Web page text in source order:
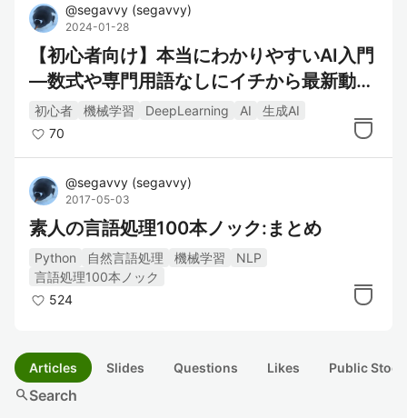
@segavvy (segavvy)
2024-01-28
【初心者向け】本当にわかりやすいAI入門
―数式や専門用語なしにイチから最新動向
まで解説！:第1章 AIはなぜ人間みたいなこ
とができるのか？
初心者 機械学習 DeepLearning AI
生成AI
70
@segavvy (segavvy)
2017-05-03
素人の言語処理100本ノック:まとめ
Python 自然言語処理 機械学習
NLP
言語処理100本ノック
524
Articles Slides Questions Likes Public
searchSearch